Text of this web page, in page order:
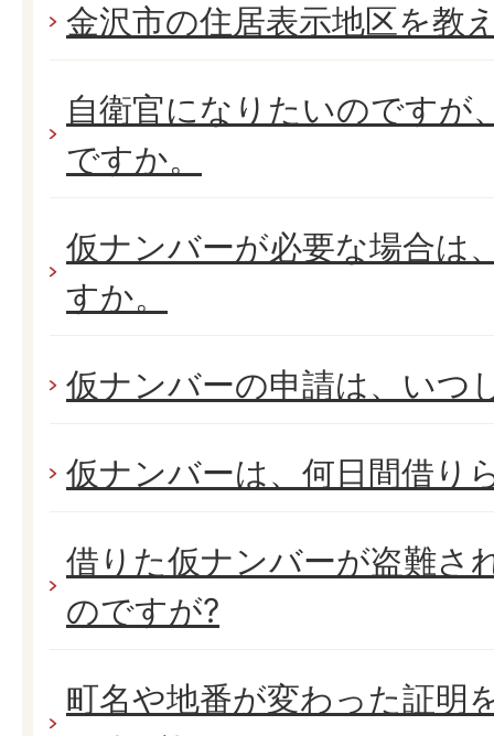
金沢市の住居表示地区を教
自衛官になりたいのですが
ですか。
仮ナンバーが必要な場合は
すか。
仮ナンバーの申請は、いつ
仮ナンバーは、何日間借り
借りた仮ナンバーが盗難さ
のですが?
町名や地番が変わった証明